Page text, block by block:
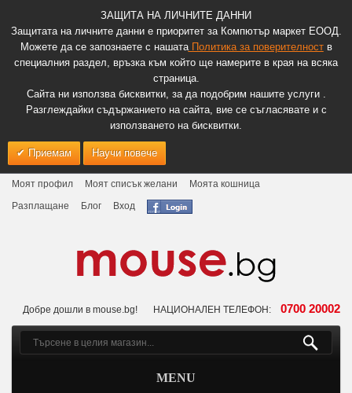
ЗАЩИТА НА ЛИЧНИТЕ ДАННИ
Защитата на личните данни е приоритет за Компютър маркет ЕООД.
Можете да се запознаете с нашатаПолитика за поверителноств
специалния раздел, връзка към който ще намерите в края на всяка
страница.
Сайта ни използва бисквитки, за да подобрим нашите услуги .
Разглеждайки съдържанието на сайта, вие се съгласявате и с
използването на бисквитки.
Приемам Научи повече
Моят профил Моят списък желани
Моята кошница
Разплащане
Блог Вход
Добре дошли в mouse.bg! НАЦИОНАЛЕН ТЕЛЕФОН: 0700 20002
MENU